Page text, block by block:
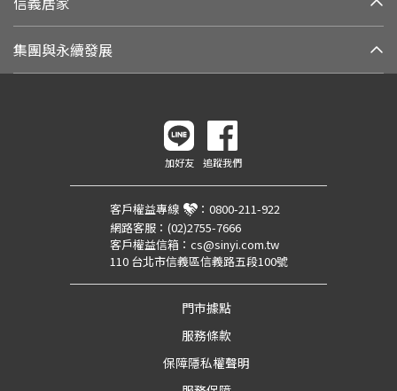
集團與永續發展
加好友 追蹤我們
客戶權益專線 ： 0800-211-922
網路客服： (02)2755-7666
客戶權益信箱： cs@sinyi.com.tw
110 台北市信義區信義路五段100號
門市據點
服務條款
保障隱私權聲明